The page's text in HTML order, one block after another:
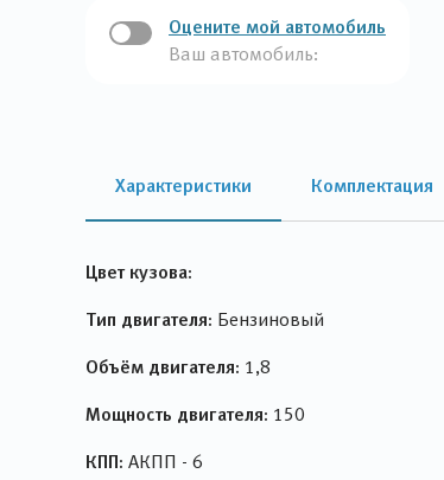
Оцените мой автомобиль
Ваш автомобиль:
Характеристики Комплектация
Цвет кузова:
Тип двигателя: Бензиновый
Объём двигателя: 1,8
Мощность двигателя: 150
КПП: АКПП - 6